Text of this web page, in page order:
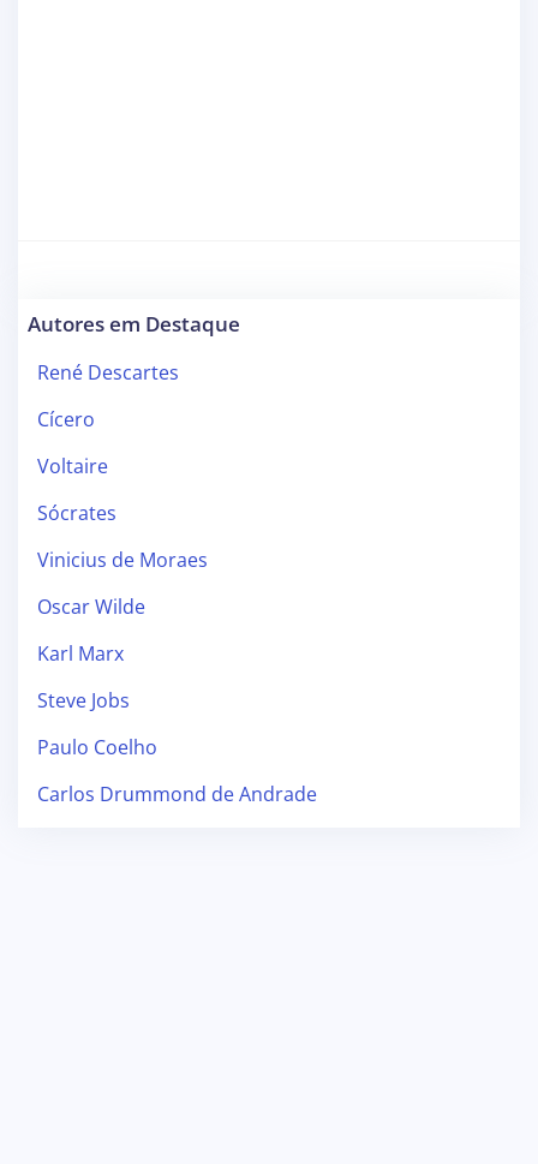
Autores em Destaque
René Descartes
Cícero
Voltaire
Sócrates
Vinicius de Moraes
Oscar Wilde
Karl Marx
Steve Jobs
Paulo Coelho
Carlos Drummond de Andrade